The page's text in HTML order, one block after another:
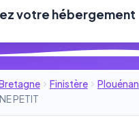
votre hébergement
Finistère
Plouénan
PETIT